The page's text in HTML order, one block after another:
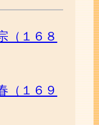
（１６８
（１６９